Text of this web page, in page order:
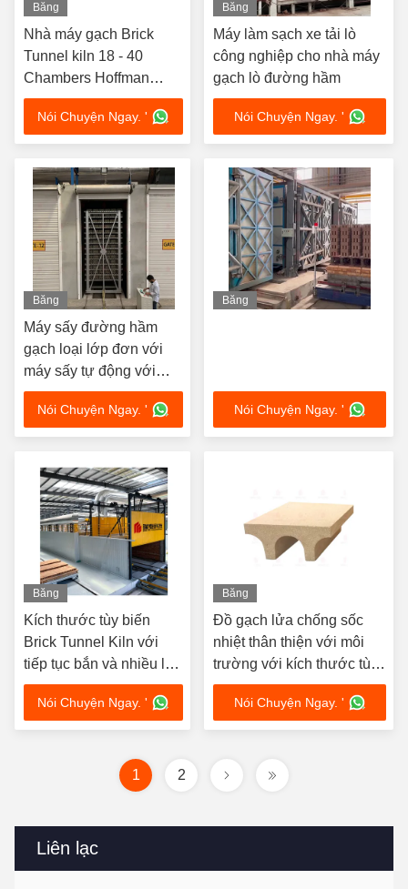
Liên lạc
Băng
hình
Nhà máy gạch Brick
Tunnel kiln 18 - 40
Chambers Hoffman
Ceramic Tunnel kiln
Nói Chuyện Ngay. '
Băng
hình
Máy làm sạch xe tải lò
công nghiệp cho nhà máy
gạch lò đường hầm
Nói Chuyện Ngay. '
Băng
hình
Máy sấy đường hầm
gạch loại lớp đơn với
máy sấy tự động với
đầu tư thấp hơn và điều
khiển đơn giản
Nói Chuyện Ngay. '
Băng
Nói Chuyện Ngay. '
Băng
hình
Kích thước tùy biến
Brick Tunnel Kiln với
tiếp tục bắn và nhiều lựa
chọn nhiên liệu
Nói Chuyện Ngay. '
Băng
hình
Đồ gạch lửa chống sốc
nhiệt thân thiện với môi
trường với kích thước tùy
chỉnh cho xe bếp
Nói Chuyện Ngay. '
1 2